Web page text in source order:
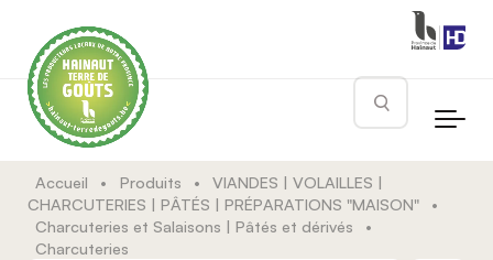
Rechercher
Accueil • Produits •
VIANDES | VOLAILLES |
CHARCUTERIES | PÂTÉS | PRÉPARATIONS "MAISON"
•
Charcuteries et Salaisons | Pâtés et dérivés
•
Charcuteries